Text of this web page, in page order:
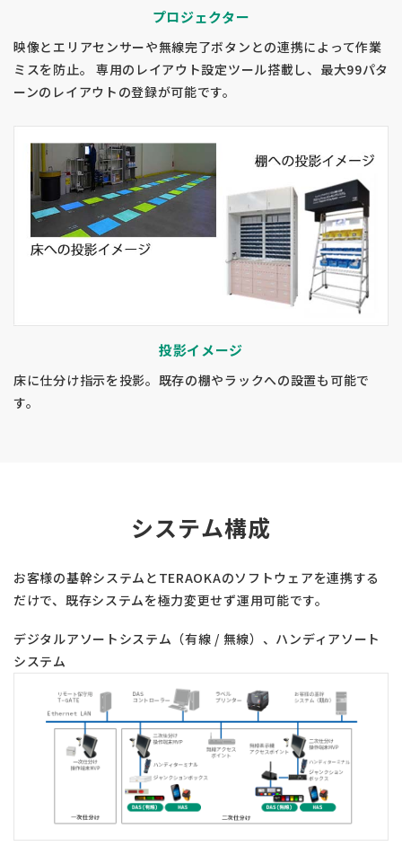
プロジェクター
映像とエリアセンサーや無線完了ボタンとの連携によって作業
ミスを防止。 専用のレイアウト設定ツール搭載し、最大99パタ
ーンのレイアウトの登録が可能です。
投影イメージ
床に仕分け指示を投影。既存の棚やラックへの設置も可能で
す。
システム構成
お客様の基幹システムとTERAOKAのソフトウェアを連携する
だけで、既存システムを極力変更せず運用可能です。
デジタルアソートシステム（有線 / 無線）、ハンディアソート
システム